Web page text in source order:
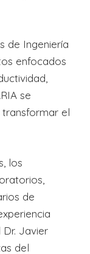
de Ingeniería
enfocados
se
el
los
de
Dr. Javier
del